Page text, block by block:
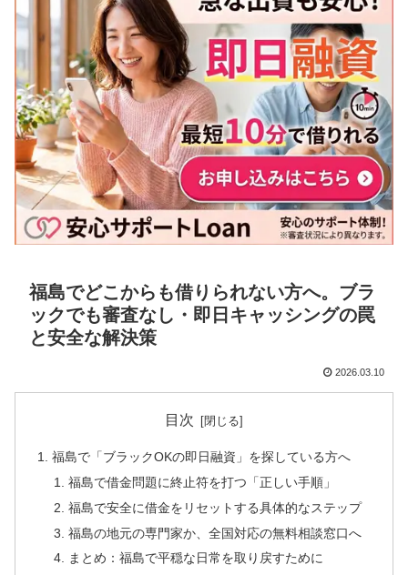
福島でどこからも借りられない方へ。ブラ
ックでも審査なし・即日キャッシングの罠
と安全な解決策
2026.03.10
目次
福島で「ブラックOKの即日融資」を探している方へ
福島で借金問題に終止符を打つ「正しい手順」
福島で安全に借金をリセットする具体的なステップ
福島の地元の専門家か、全国対応の無料相談窓口へ
まとめ：福島で平穏な日常を取り戻すために